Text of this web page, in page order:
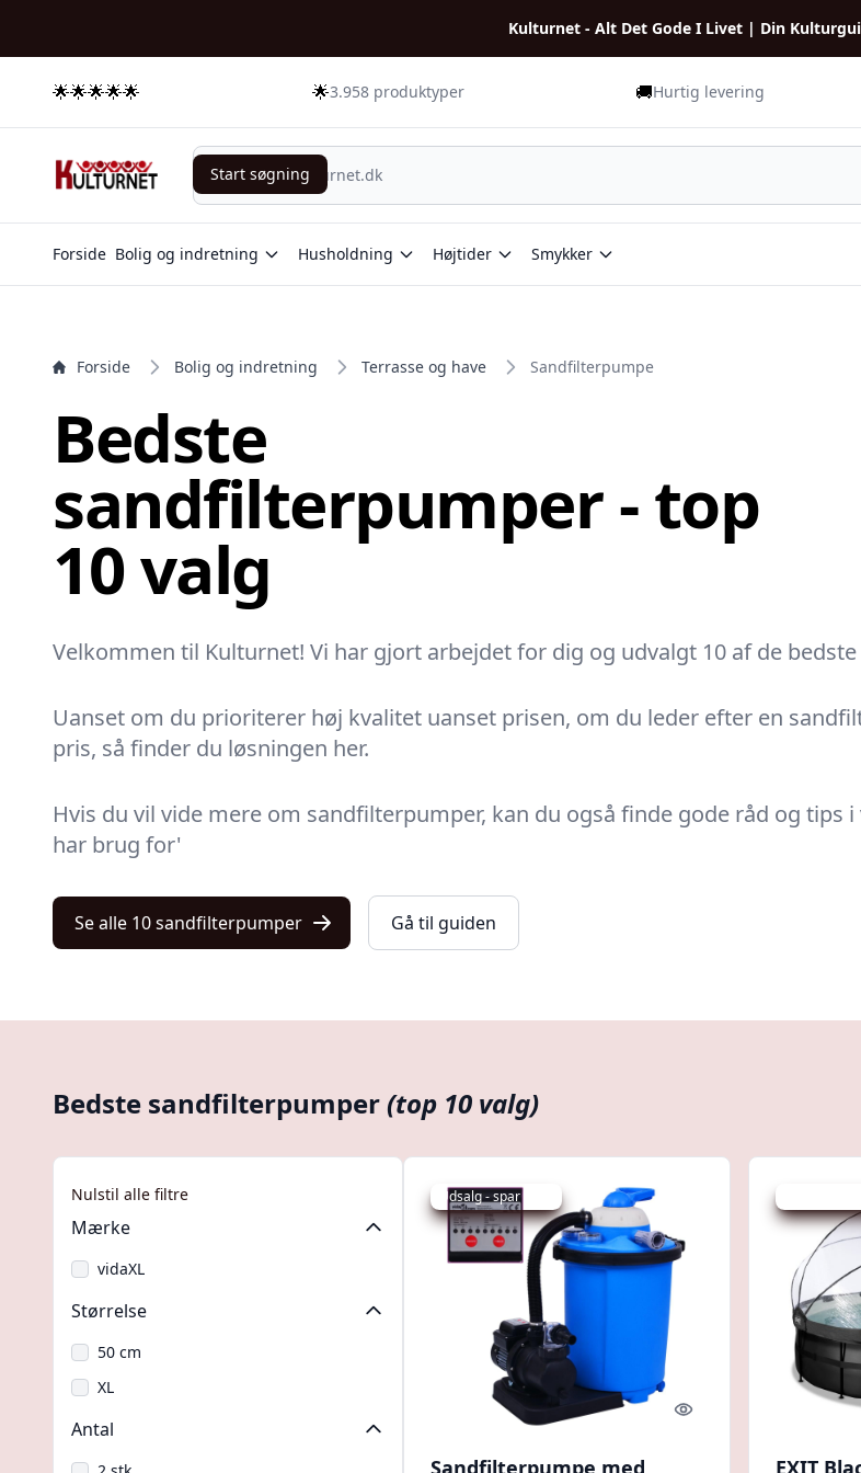
Kulturnet - Alt Det Gode I Livet | Din
🌟🌟🌟🌟🌟 🌟3.958 produktyper 🚚Hurtig levering
Start søgning
Start søgning
Forside Bolig og indretning Husholdning Højtider Smykker
Forside Bolig og indretning Terrasse og have Sandfilterpumpe
Bedste
sandfilterpumper - top
10 valg
Velkommen til Kulturnet! Vi har gjort arbejdet for dig og udvalgt 10 af de
Uanset om du prioriterer høj kvalitet uanset prisen, om du leder efter en
pris, så finder du løsningen her.
Hvis du vil vide mere om sandfilterpumper, kan du også finde gode råd og
har brug for'
Se alle 10 sandfilterpumper Gå til guiden
Bedste sandfilterpumper(top 10 valg)
Nulstil alle filtre
Mærke
vidaXL
Størrelse
50 cm
XL
Antal
Udsalg - spar 41 %
Quick look
Sandfilterpumpe med
EXIT